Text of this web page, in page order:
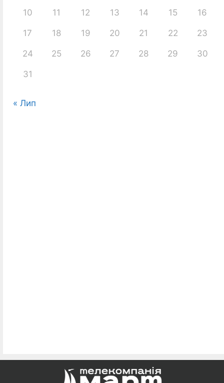
10 11 12 13 14 15 16
17 18 19 20 21 22 23
24 25 26 27 28 29 30
31
« Лип